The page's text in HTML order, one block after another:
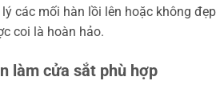
các mối hàn lồi lên hoặc không
coi là hoàn hảo.
làm cửa sắt phù hợp